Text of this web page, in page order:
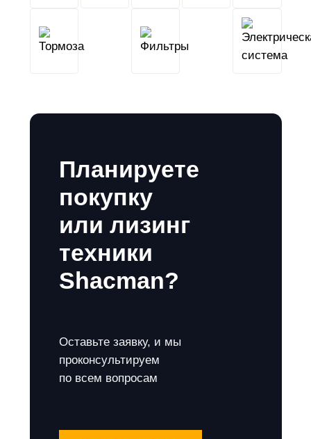
Тормоза Фильтры
Планируете
покупку
или лизинг
техники
Shacman?
Оставьте заявку, и мы
проконсультируем
по всем вопросам